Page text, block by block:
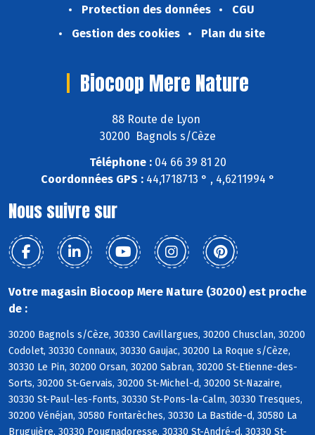
Protection des données
CGU
Gestion des cookies
Plan du site
Biocoop Mere Nature
88 Route de Lyon
30200 Bagnols s/Cèze
Téléphone :04 66 39 81 20
Coordonnées GPS :44,1718713 ° , 4,6211994 °
Nous suivre sur
Votre magasin Biocoop Mere Nature (30200) est proche
de :
30200 Bagnols s/Cèze, 30330 Cavillargues, 30200 Chusclan, 30200
Codolet, 30330 Connaux, 30330 Gaujac, 30200 La Roque s/Cèze,
30330 Le Pin, 30200 Orsan, 30200 Sabran, 30200 St-Etienne-des-
Sorts, 30200 St-Gervais, 30200 St-Michel-d, 30200 St-Nazaire,
30330 St-Paul-les-Fonts, 30330 St-Pons-la-Calm, 30330 Tresques,
30200 Vénéjan, 30580 Fontarèches, 30330 La Bastide-d, 30580 La
Bruguière, 30330 Pougnadoresse, 30330 St-André-d, 30330 St-